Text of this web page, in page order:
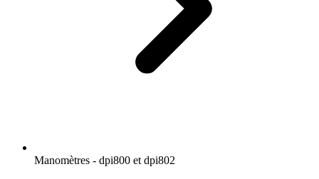
Manomètres - dpi800 et dpi802